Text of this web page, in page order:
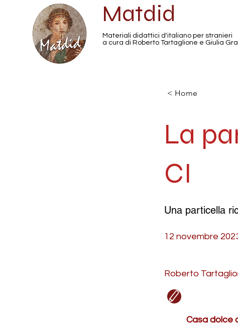
Matdid
Materiali didattici d'italiano per stranieri
a cura di Roberto Tartaglione e Giulia
< Home
La
CI
Una particella
12 novembre
Roberto
Casa dolce